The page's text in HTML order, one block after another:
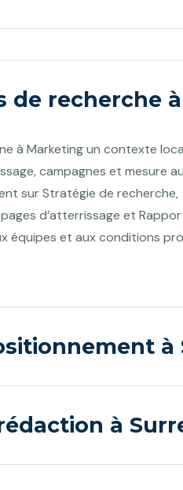
recherche à
à Marketing un contexte
campagnes et mesure
sur Stratégie de recherche,
d’atterrissage et
équipes et aux conditions
à
à